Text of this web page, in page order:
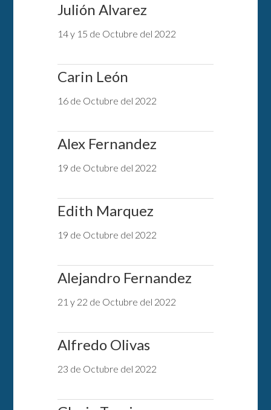
Julión Alvarez
14 y 15 de Octubre del 2022
Carin León
16 de Octubre del 2022
Alex Fernandez
19 de Octubre del 2022
Edith Marquez
19 de Octubre del 2022
Alejandro Fernandez
21 y 22 de Octubre del 2022
Alfredo Olivas
23 de Octubre del 2022